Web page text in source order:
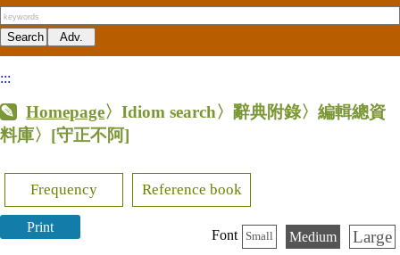
:::
Homepage〉Idiom search〉辭典附錄〉編輯總資
料庫〉 [守正不阿]
Frequency Reference book
Print
Font Small Medium Large